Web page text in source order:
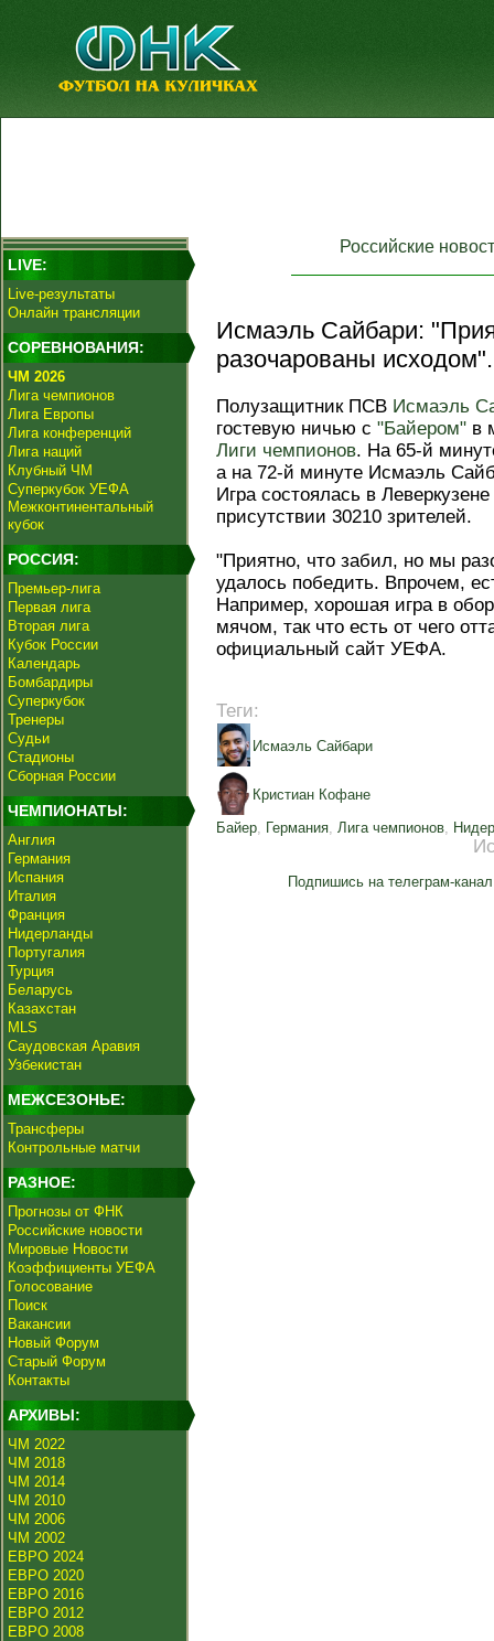
LIVE:
Live-результаты
Онлайн трансляции
СОРЕВНОВАНИЯ:
ЧМ 2026
Лига чемпионов
Лига Европы
Лига конференций
Лига наций
Клубный ЧМ
Суперкубок УЕФА
Межконтинентальный
кубок
РОССИЯ:
Премьер-лига
Первая лига
Вторая лига
Кубок России
Календарь
Бомбардиры
Суперкубок
Тренеры
Судьи
Стадионы
Сборная России
ЧЕМПИОНАТЫ:
Англия
Германия
Испания
Италия
Франция
Нидерланды
Португалия
Турция
Беларусь
Казахстан
MLS
Саудовская Аравия
Узбекистан
МЕЖСЕЗОНЬЕ:
Трансферы
Контрольные матчи
РАЗНОЕ:
Прогнозы от ФНК
Российские новости
Мировые Новости
Коэффициенты УЕФА
Голосование
Поиск
Вакансии
Новый Форум
Старый Форум
Контакты
АРХИВЫ:
ЧМ 2022
ЧМ 2018
ЧМ 2014
ЧМ 2010
ЧМ 2006
ЧМ 2002
ЕВРО 2024
ЕВРО 2020
ЕВРО 2016
ЕВРО 2012
ЕВРО 2008
Российские
Исмаэль Сайбари:
разочарованы исходом".
Полузащитник ПСВ Исмаэль
гостевую ничью с "Байером" в
Лиги чемпионов. На 65-й
а на 72-й минуте Исмаэль
Игра состоялась в
присутствии 30210 зрителей.
"Приятно, что забил, но мы
удалось победить. Впрочем,
Например, хорошая игра в
мячом, так что есть от чего
официальный сайт УЕФА.
Теги:
Исмаэль Сайбари
Кристиан Кофане
Байер, Германия, Лига чемпионов,
Подпишись на телеграм-